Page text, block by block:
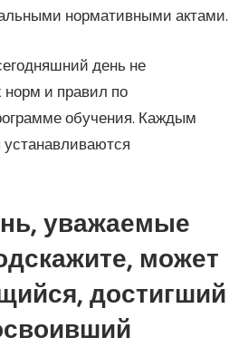
нормативными актами.
день не
и правил по
обучения. Каждым
уважаемые
может
достигший